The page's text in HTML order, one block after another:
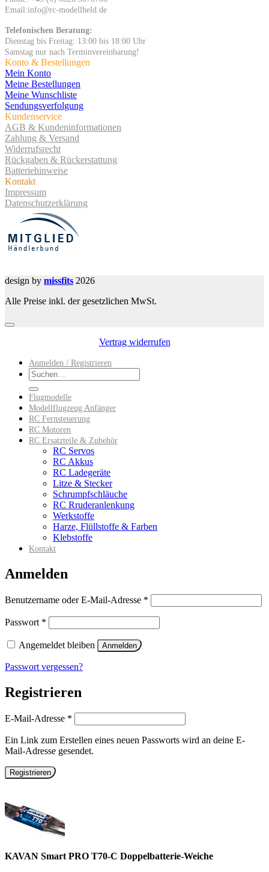
Email:info@rc-modellheld.de
Telefonischen Beratung:
Dienstag bis Freitag: 13:00 bis 18:00 Uhr
Samstag nur nach Terminvereinbarung!
Konto & Bestellungen
Mein Konto
Meine Bestellungen
Meine Wunschliste
Sendungsverfolgung
Kundenservice
AGB & Kundeninformationen
Zahlung & Versand
Widerrufsrecht
Rückgaben & Rückerstattung
Batteriehinweise
Kontakt
Impressum
Datenschutzerklärung
design by missfits 2026
Alle Preise inkl. der gesetzlichen MwSt.
Vertrag widerrufen
Anmelden / Registrieren
Suchen
nach:
Flugmodelle
Modellflugzeug Anfänger
RC Fernsteuerung
RC Motoren
RC Ersatzteile & Zubehör
RC Servos
RC Akkus
RC Ladegeräte
Litze & Stecker
Schrumpfschläuche
RC Rruderanlenkung
Werkstoffe
Harze, Flüllstoffe & Farben
Klebstoffe
Kontakt
Anmelden
Benutzername oder E-Mail-Adresse *
Passwort *
Angemeldet bleiben Anmelden
Passwort vergessen?
Registrieren
E-Mail-Adresse *
Ein Link zum Erstellen eines neuen Passworts wird an deine E-
Mail-Adresse gesendet.
Registrieren
KAVAN Smart PRO T70-C Doppelbatterie-Weiche